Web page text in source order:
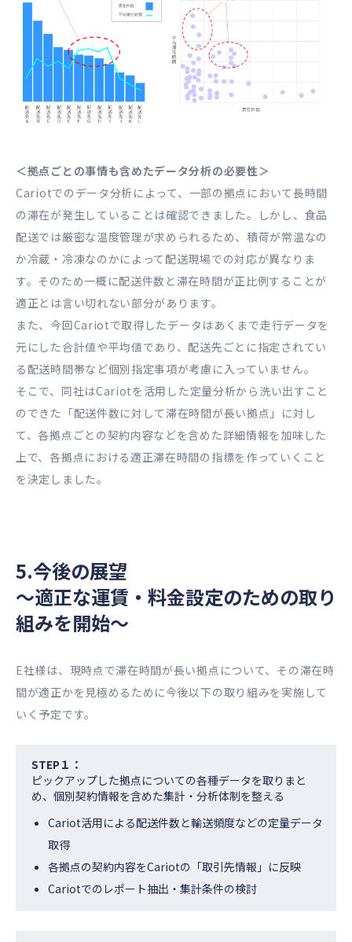
＜拠点ごとの事情も含めたデータ分析の必要性＞
Cariotでのデータ分析によって、一部の拠点において長時間
の滞在が発生していることは確認できました。しかし、食品
配送では厳密な温度管理が求められるため、積荷が常温なの
か冷蔵・冷凍なのかによって配送現場での対応が異なりま
す。そのため一概に配送件数と滞在時間が正比例することが
適正とは言い切れない部分があります。
また、今回Cariotで取得したデータはあくまで走行データを
元にした合計値や平均値であり、配送先ごとに指定されてい
る配送時間帯など個別指定事項が考慮に入っていません。
そこで、同社はCariotを活用した定量分析から洗い出すこと
のできた「配送件数に対して滞在時間が長い拠点」に対し
て、各拠点ごとの契約内容などを含めた詳細情報を加味した
上で、各拠点における適正滞在時間の指標を作っていくこと
を決定しました。
5.今後の展望
～適正な運賃・料金設定のための取り
組みを開始～
E社様は、現時点で滞在時間が長い拠点について、その滞在時
間が適正かを見極めるために今後以下の取り組みを実施して
いく予定です。
STEP１：
ピックアップした拠点についての各種データを取りまと
め、個別契約情報を含めた集計・分析体制を整える
Cariot活用による配送件数と輸送頻度などの定量データ
取得
各拠点の契約内容をCariotの「取引先情報」に反映
Cariotでのレポート抽出・集計条件の検討